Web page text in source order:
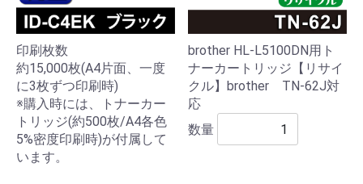
印刷枚数
約15,000枚(A4片面、一度
に3枚ずつ印刷時)
※購入時には、トナーカー
トリッジ(約500枚/A4各色
5%密度印刷時)が付属して
います。
brother HL-L5100DN用ト
ナーカートリッジ【リサイ
クル】brother TN-62J対
応
数量